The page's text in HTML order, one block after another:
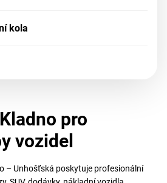
kola
pro
vozidel
– Unhošťská poskytuje profesionální